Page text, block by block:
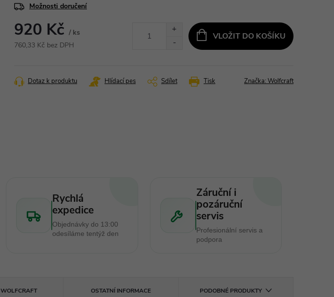
Možnosti doručení
920 Kč / ks
760,33 Kč bez DPH
VLOŽIT DO KOŠÍKU
Tisk
Dotaz k produktu Hlídací pes Sdílet Značka: Wolfcraft
Rychlá
expedice
Objednávky do 13:00
odesíláme tentýž den
Záruční i
pozáruční
servis
Profesionální servis a
podpora
WOLFCRAFT OSTATNÍ INFORMACE PODOBNÉ PRODUKTY